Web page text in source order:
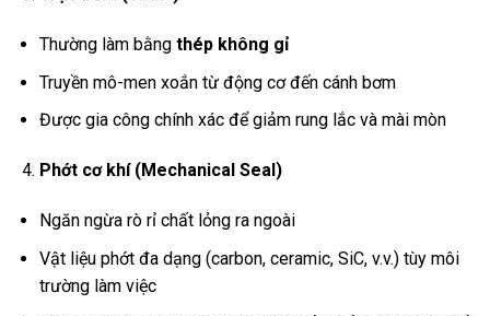
Thường làm bằng thép không gỉ
Truyền mô-men xoắn từ động cơ đến cánh bơm
Được gia công chính xác để giảm rung lắc và mài mòn
Phớt cơ khí (Mechanical Seal)
Ngăn ngừa rò rỉ chất lỏng ra ngoài
Vật liệu phớt đa dạng (carbon, ceramic, SiC, v.v.) tùy môi
trường làm việc